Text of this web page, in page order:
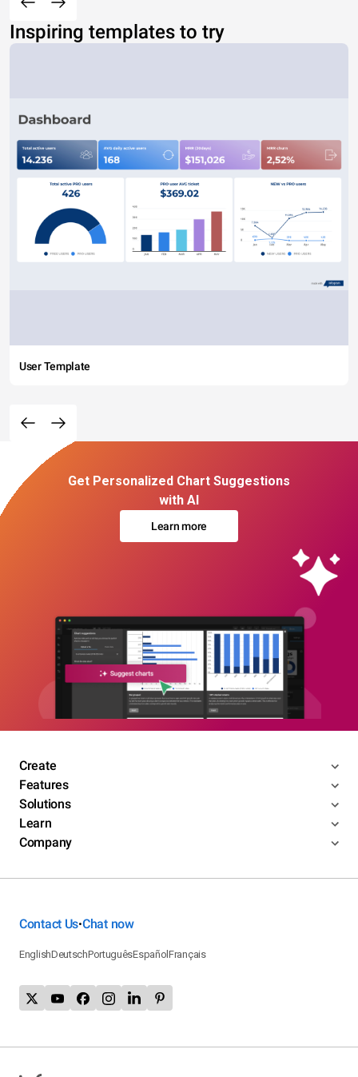
Inspiring templates to try
User Template
Get Personalized Chart Suggestions
with AI
Learn more
Create
Features
Solutions
Learn
Company
Contact Us•Chat now
EnglishDeutschPortuguêsEspañolFrançais